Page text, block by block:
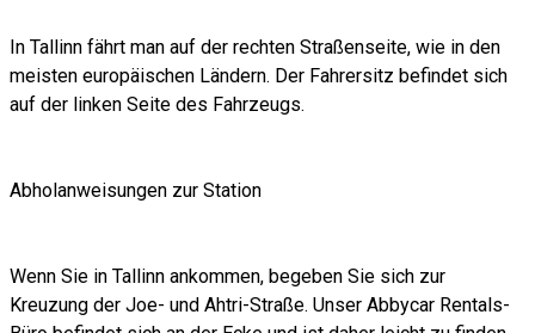
In Tallinn fährt man auf der rechten Straßenseite, wie in den
meisten europäischen Ländern. Der Fahrersitz befindet sich
auf der linken Seite des Fahrzeugs.
Abholanweisungen zur Station
Wenn Sie in Tallinn ankommen, begeben Sie sich zur
Kreuzung der Joe- und Ahtri-Straße. Unser Abbycar Rentals-